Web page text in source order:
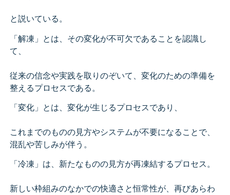
と説いている。
「解凍」とは、その変化が不可欠であることを認識し
て、
従来の信念や実践を取りのぞいて、変化のための準備を
整えるプロセスである。
「変化」とは、変化が生じるプロセスであり、
これまでのものの見方やシステムが不要になることで、
混乱や苦しみが伴う。
「冷凍」は、新たなものの見方が再凍結するプロセス。
新しい枠組みのなかでの快適さと恒常性が、再びあらわ